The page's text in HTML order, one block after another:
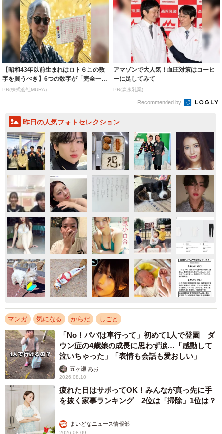
【昭和43年以前生まれはロト６この数
字を買うべき】6つの数字が「完全一
致」する方...
PR(株式会社MURA)
アマゾンで大人気！血圧対策はコーヒ
ーに足してみて
PR(森永乳業)
Recommended by
昨日の人気フォトセレクション
マンガ 気になる からだ しごと
「No！パパは車行って」初めて1人で登園 ダ
ウン症の4歳娘の成長に思わず涙…「感動して
泣いちゃった」「表情も会話も愛おしい」
五ヶ瀬 あお
2026.08.10
疲れた日はサボってOK！みんなが真っ先に手
を抜く家事ランキング 2位は「掃除」1位は？
まいどなニュース情報部
2026.08.09